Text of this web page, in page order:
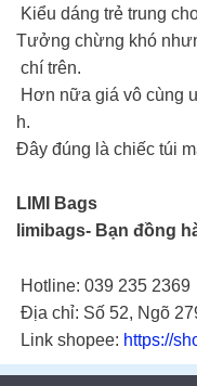
Kiểu dáng trẻ trung
Tưởng chừng khó
chí trên.
Hơn nữa giá vô cùng
h.
Đây đúng là chiếc túi
LIMI Bags
limibags- Bạn đồng
Hotline: 039 235 2369
Địa chỉ: Số 52, Ngõ
Link shopee: https://